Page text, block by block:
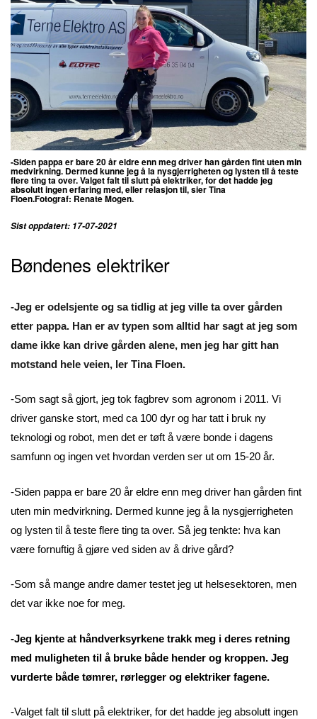
-Siden pappa er bare 20 år eldre enn meg driver han gården fint uten min
medvirkning. Dermed kunne jeg å la nysgjerrigheten og lysten til å teste
flere ting ta over. Valget falt til slutt på elektriker, for det hadde jeg
absolutt ingen erfaring med, eller relasjon til, sier Tina
Floen.Fotograf: Renate Mogen.
Sist oppdatert: 17-07-2021
Bøndenes elektriker
-Jeg er odelsjente og sa tidlig at jeg ville ta over gården
etter pappa. Han er av typen som alltid har sagt at jeg som
dame ikke kan drive gården alene, men jeg har gitt han
motstand hele veien, ler Tina Floen.
-Som sagt så gjort, jeg tok fagbrev som agronom i 2011. Vi
driver ganske stort, med ca 100 dyr og har tatt i bruk ny
teknologi og robot, men det er tøft å være bonde i dagens
samfunn og ingen vet hvordan verden ser ut om 15-20 år.
-Siden pappa er bare 20 år eldre enn meg driver han gården fint
uten min medvirkning. Dermed kunne jeg å la nysgjerrigheten
og lysten til å teste flere ting ta over. Så jeg tenkte: hva kan
være fornuftig å gjøre ved siden av å drive gård?
-Som så mange andre damer testet jeg ut helsesektoren, men
det var ikke noe for meg.
-Jeg kjente at håndverksyrkene trakk meg i deres retning
med muligheten til å bruke både hender og kroppen. Jeg
vurderte både tømrer, rørlegger og elektriker fagene.
-Valget falt til slutt på elektriker, for det hadde jeg absolutt ingen